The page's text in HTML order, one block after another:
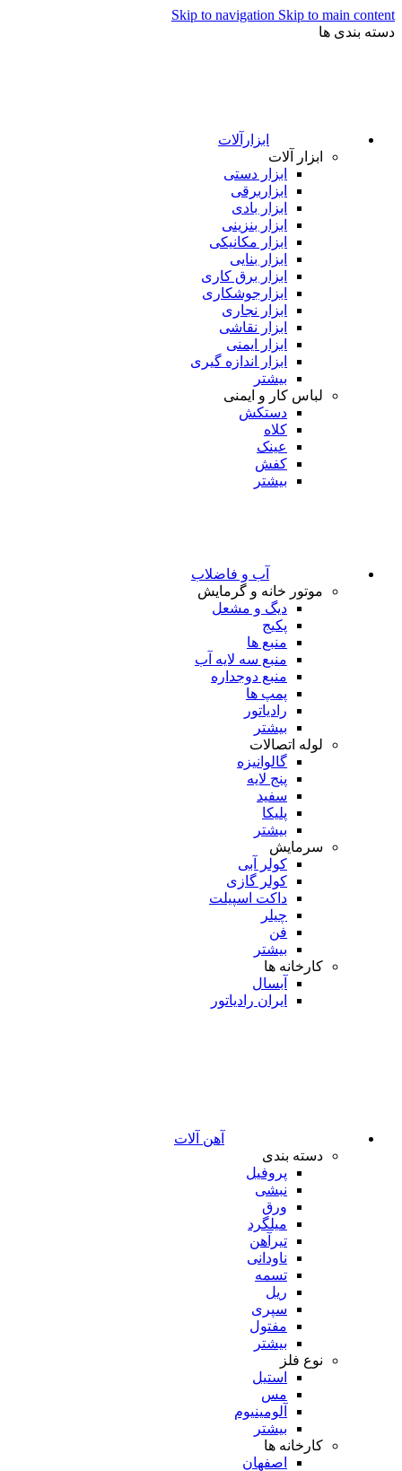
Skip to navigation Skip to main content
دسته بندی ها
ابزارآلات
ابزار آلات
ابزار دستی
ابزاربرقی
ابزار بادی
ابزار بنزینی
ابزار مکانیکی
ابزار بنایی
ابزار برق کاری
ابزارجوشکاری
ابزار نجاری
ابزار نقاشی
ابزار ایمنی
ابزار اندازه گیری
بیشتر
لباس کار و ایمنی
دستکش
کلاه
عینک
کفش
بیشتر
آب و فاضلاب
موتور خانه و گرمایش
دیگ و مشعل
پکیج
منبع ها
منبع سه لایه آب
منبع دوجداره
پمپ ها
رادیاتور
بیشتر
لوله اتصالات
گالوانیزه
پنج لایه
سفید
پلیکا
بیشتر
سرمایش
کولر آبی
کولر گازی
داکت اسپیلت
چیلر
فن
بیشتر
کارخانه ها
آبسال
ایران رادیاتور
آهن آلات
دسته بندی
پروفیل
نبشی
ورق
میلگرد
تیرآهن
ناودانی
تسمه
ریل
سپری
مفتول
بیشتر
نوع فلز
استیل
مس
آلومینیوم
بیشتر
کارخانه ها
اصفهان